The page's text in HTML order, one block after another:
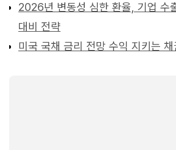
2026년 변동성 심한 환율, 기업 수
대비 전략
미국 국채 금리 전망 수익 지키는